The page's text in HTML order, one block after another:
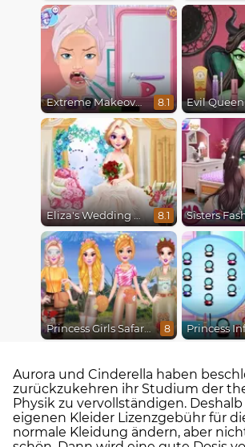
Extreme Makeover 8.1
Eliza's Wedding Planner 8.1
Princess Girls Safari Trip 8
Aurora und Cinderella haben
zurückzukehren ihr Studium der
Physik zu vervollständigen.
eigenen Kleider Lizenzgebühr für
normale Kleidung ändern, aber